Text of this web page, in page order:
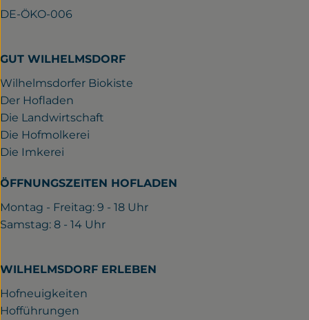
DE-ÖKO-006
GUT WILHELMSDORF
Wilhelmsdorfer Biokiste
Der Hofladen
Die Landwirtschaft
Die Hofmolkerei
Die Imkerei
ÖFFNUNGSZEITEN HOFLADEN
Montag - Freitag: 9 - 18 Uhr
Samstag: 8 - 14 Uhr
WILHELMSDORF ERLEBEN
Hofneuigkeiten
Hofführungen